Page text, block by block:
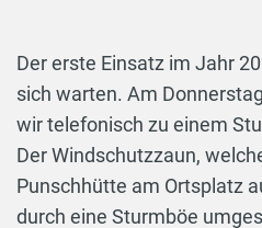
Der erste Einsatz im Jahr
sich warten. Am
wir telefonisch zu einem
Der Windschutzzaun,
Punschhütte am Ortsplatz
durch eine Sturmböe